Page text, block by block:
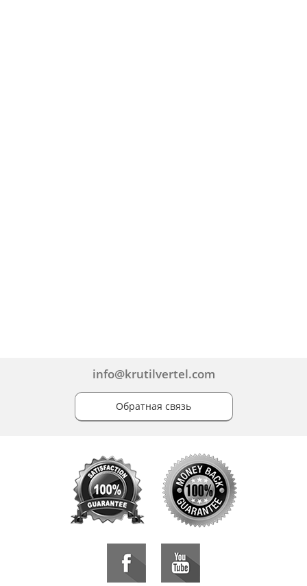
info@krutilvertel.com
Обратная связь